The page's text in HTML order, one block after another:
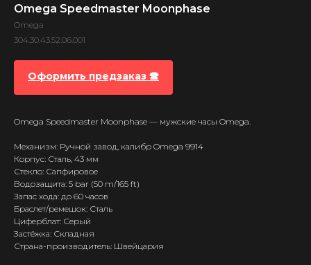
Omega Speedmaster Moonphase
Omega
304.30.43.52.06.001
Оформить предзаказ 🕿
Omega Speedmaster Moonphase — мужские часы Omega.
Механизм: Ручной завод, калибр Omega 9914
Корпус: Сталь, 43 мм
Стекло: Сапфировое
Водозащита: 5 bar (50 m/165 ft)
Запас хода: до 60 часов
Браслет/ремешок: Сталь
Циферблат: Серый
Застёжка: Складная
Страна-производитель: Швейцария